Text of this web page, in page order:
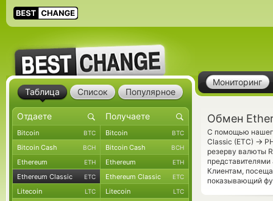
Мониторинг
Обмен
С помощью
Classic (ETC) →
резерву валюты
Клиентам,
показывающий
Таблица Список Популярное
Bitcoin BTC Bitcoin BTC
Bitcoin Cash BCH Bitcoin Cash BCH
Ethereum ETH Ethereum ETH
Ethereum Classic ETC Ethereum Classic ETC
Litecoin LTC Litecoin LTC